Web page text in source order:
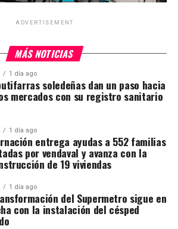
ADVERTISEMENT
MÁS NOTICIAS
1 día ago
soledeñas dan un paso hacia
mercados con su registro sanitario
1 día ago
entrega ayudas a 552 familias
por vendaval y avanza con la
de 19 viviendas
1 día ago
del Supermetro sigue en
con la instalación del césped